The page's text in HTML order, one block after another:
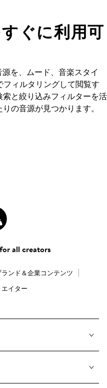
ぐに利用可
を、ムード、音楽スタイ
ィルタリングして閲覧す
と絞り込みフィルターを活
の音源が見つかります。
all creators
ランド＆企業コンテンツ
イター